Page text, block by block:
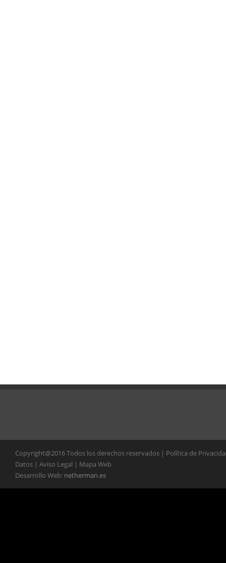
Copyright@2016 Todos los derechos reservados | Política de
Datos | Aviso Legal | Mapa Web
Desarrollo Web: netherman.es